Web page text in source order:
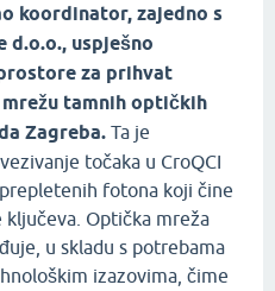
koordinator, zajedno s
uspješno
za prihvat
tamnih optičkih
Zagreba. Ta je
točaka u CroQCI
fotona koji čine
Optička mreža
u skladu s potrebama
izazovima, čime